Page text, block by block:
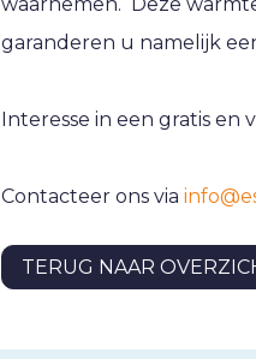
waarnemen. Deze
garanderen u namelijk
Interesse in een gratis
Contacteer ons via
TERUG NAAR